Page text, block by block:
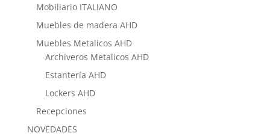
Mobiliario ITALIANO
Muebles de madera AHD
Muebles Metalicos AHD
Archiveros Metalicos AHD
Estantería AHD
Lockers AHD
Recepciones
NOVEDADES